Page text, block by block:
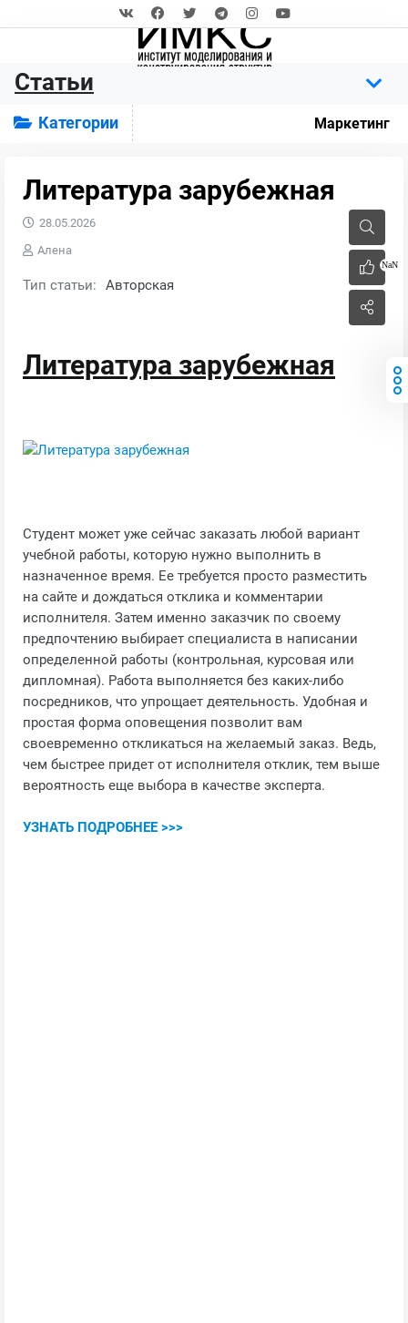
Статьи
Категории Маркетинг
Литература зарубежная
NaN
28.05.2026
Алена
Тип статьи: Авторская
Литература зарубежная
Студент может уже сейчас заказать любой вариант
учебной работы, которую нужно выполнить в
назначенное время. Ее требуется просто разместить
на сайте и дождаться отклика и комментарии
исполнителя. Затем именно заказчик по своему
предпочтению выбирает специалиста в написании
определенной работы (контрольная, курсовая или
дипломная). Работа выполняется без каких-либо
посредников, что упрощает деятельность. Удобная и
простая форма оповещения позволит вам
своевременно откликаться на желаемый заказ. Ведь,
чем быстрее придет от исполнителя отклик, тем выше
вероятность еще выбора в качестве эксперта.
УЗНАТЬ ПОДРОБНЕЕ >>>